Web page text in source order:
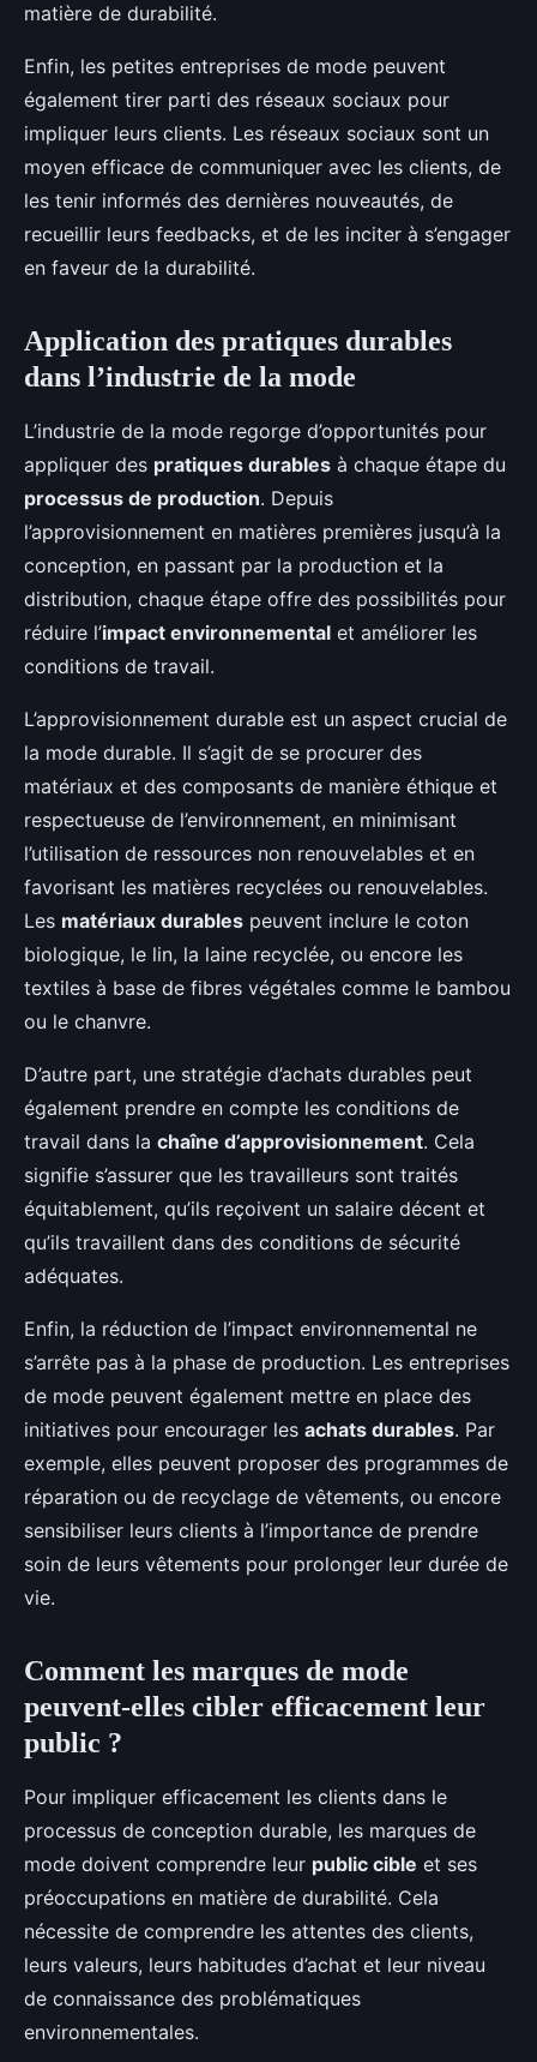
matière de durabilité.
Enfin, les petites entreprises de mode peuvent
également tirer parti des réseaux sociaux pour
impliquer leurs clients. Les réseaux sociaux sont un
moyen efficace de communiquer avec les clients, de
les tenir informés des dernières nouveautés, de
recueillir leurs feedbacks, et de les inciter à s’engager
en faveur de la durabilité.
Application des pratiques durables
dans l’industrie de la mode
L’industrie de la mode regorge d’opportunités pour
appliquer des pratiques durables à chaque étape du
processus de production. Depuis
l’approvisionnement en matières premières jusqu’à la
conception, en passant par la production et la
distribution, chaque étape offre des possibilités pour
réduire l’impact environnemental et améliorer les
conditions de travail.
L’approvisionnement durable est un aspect crucial de
la mode durable. Il s’agit de se procurer des
matériaux et des composants de manière éthique et
respectueuse de l’environnement, en minimisant
l’utilisation de ressources non renouvelables et en
favorisant les matières recyclées ou renouvelables.
Les matériaux durables peuvent inclure le coton
biologique, le lin, la laine recyclée, ou encore les
textiles à base de fibres végétales comme le bambou
ou le chanvre.
D’autre part, une stratégie d’achats durables peut
également prendre en compte les conditions de
travail dans la chaîne d’approvisionnement. Cela
signifie s’assurer que les travailleurs sont traités
équitablement, qu’ils reçoivent un salaire décent et
qu’ils travaillent dans des conditions de sécurité
adéquates.
Enfin, la réduction de l’impact environnemental ne
s’arrête pas à la phase de production. Les entreprises
de mode peuvent également mettre en place des
initiatives pour encourager les achats durables. Par
exemple, elles peuvent proposer des programmes de
réparation ou de recyclage de vêtements, ou encore
sensibiliser leurs clients à l’importance de prendre
soin de leurs vêtements pour prolonger leur durée de
vie.
Comment les marques de mode
peuvent-elles cibler efficacement leur
public ?
Pour impliquer efficacement les clients dans le
processus de conception durable, les marques de
mode doivent comprendre leur public cible et ses
préoccupations en matière de durabilité. Cela
nécessite de comprendre les attentes des clients,
leurs valeurs, leurs habitudes d’achat et leur niveau
de connaissance des problématiques
environnementales.